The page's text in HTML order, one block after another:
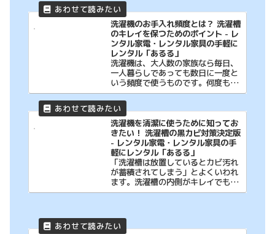
洗濯機のお手入れ頻度とは？ 洗濯槽
のキレイを保つためのポイント - レ
ンタル家電・レンタル家具の手軽に
レンタル「あるる」
洗濯機は、大人数の家族なら毎日、
一人暮らしであっても数日に一度と
いう頻度で使うものです。何度も洗
濯をするうちに
洗濯機を清潔に使うために知ってお
きたい！ 洗濯槽の黒カビ対策決定版
- レンタル家電・レンタル家具の手
軽にレンタル「あるる」
「洗濯槽は放置しているとカビ汚れ
が蓄積されてしまう」とよくいわれ
ます。洗濯槽の内側がキレイでも、
目に見えない裏